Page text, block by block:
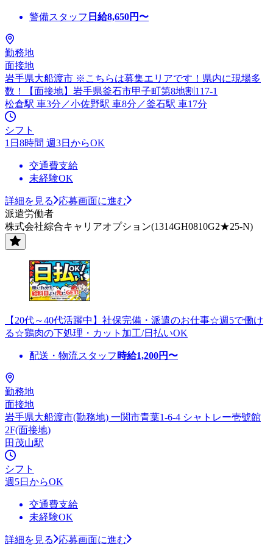
警備スタッフ 日給8,650円〜
勤務地
面接地
岩手県大船渡市 ※こちらは募集エリアです！県内に現場多
数！【面接地】岩手県釜石市甲子町第8地割117-1
松倉駅 車3分／小佐野駅 車8分／釜石駅 車17分
シフト
1日8時間 週3日からOK
交通費支給
未経験OK
詳細を見る
応募画面に進む
派遣労働者
株式会社綜合キャリアオプション(1314GH0810G2★25-N)
【20代～40代活躍中】社保完備・派遣のお仕事☆週5で働け
る☆鶏肉の下処理・カット加工/日払いOK
配送・物流スタッフ 時給1,200円〜
勤務地
面接地
岩手県大船渡市(勤務地) 一関市青葉1-6-4 シャトレー壱號館
2F(面接地)
田茂山駅
シフト
週5日からOK
交通費支給
未経験OK
詳細を見る 応募画面に進む